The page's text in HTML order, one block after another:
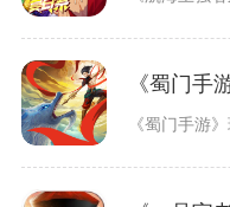
《蜀门手
《蜀门手游